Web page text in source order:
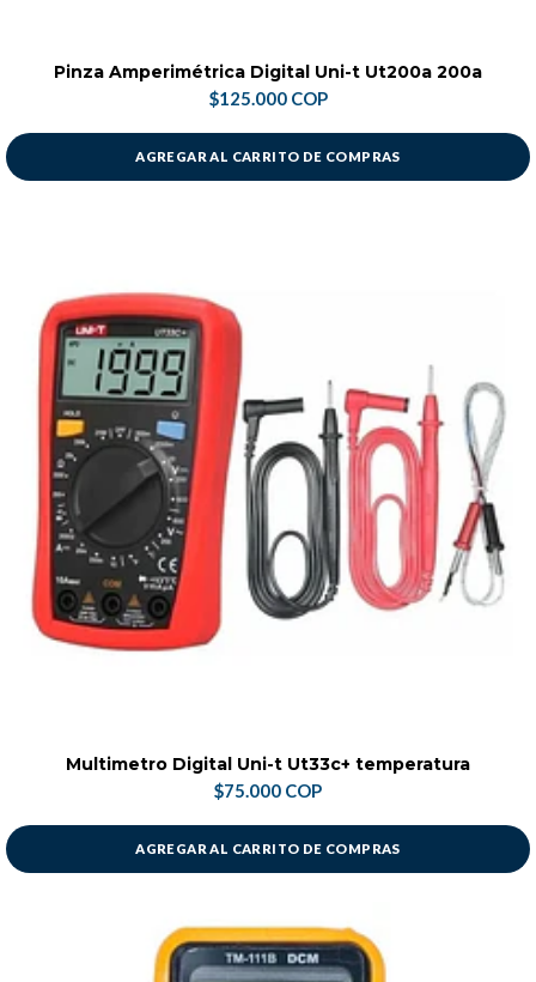
Pinza Amperimétrica Digital Uni-t Ut200a 200a
$125.000 COP
AGREGAR AL CARRITO DE COMPRAS
Multimetro Digital Uni-t Ut33c+ temperatura
$75.000 COP
AGREGAR AL CARRITO DE COMPRAS